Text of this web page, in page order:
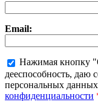
Email:
Нажимая кнопку
дееспособность, даю
персональных
конфиденциальности